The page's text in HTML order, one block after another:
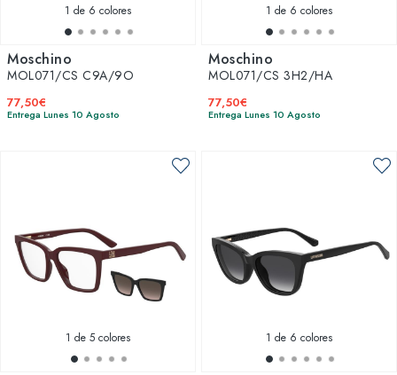
1 de 6 colores
Moschino
MOL071/CS C9A/9O
77,50€
Entrega Lunes 10 Agosto
1 de 6 colores
Moschino
MOL071/CS 3H2/HA
77,50€
Entrega Lunes 10 Agosto
1 de 5 colores 1 de 6 colores